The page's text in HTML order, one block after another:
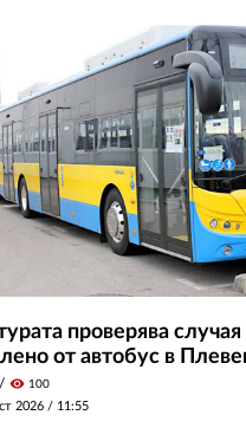
проверява
от автобус в
visibility 100
2026 / 11:55